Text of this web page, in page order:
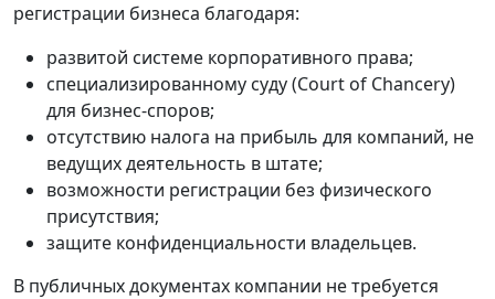
регистрации бизнеса благодаря:
развитой системе корпоративного права;
специализированному суду (Court of Chancery)
для бизнес-споров;
отсутствию налога на прибыль для компаний, не
ведущих деятельность в штате;
возможности регистрации без физического
присутствия;
защите конфиденциальности владельцев.
В публичных документах компании не требуется